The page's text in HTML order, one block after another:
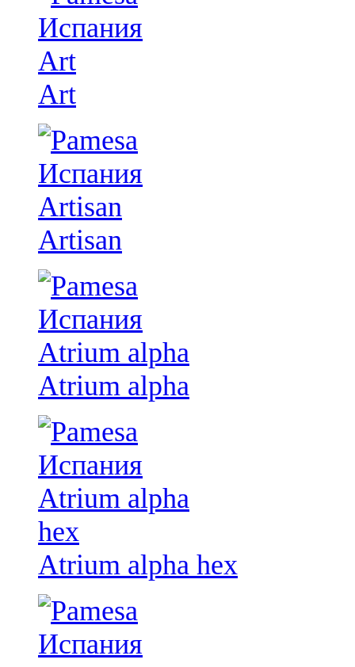
Art
Artisan
Atrium alpha
Atrium alpha hex